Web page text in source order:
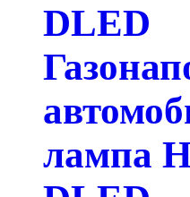
DLED
лампа